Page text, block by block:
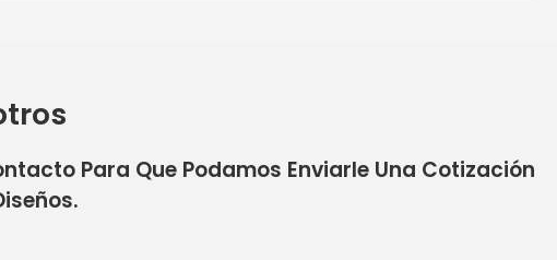
Para Que Podamos Enviarle Una Cotización